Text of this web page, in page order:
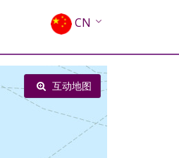
CN
EN
EL
互动地图